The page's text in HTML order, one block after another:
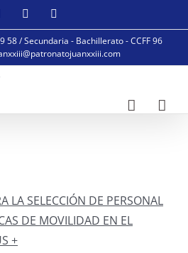
FacebookInstagram
58 / Secundaria - Bachillerato - CCFF 96
LA SELECCIÓN DE PERSONAL
DE MOVILIDAD EN EL
+